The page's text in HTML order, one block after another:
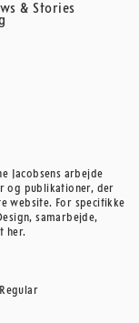
& Stories
Jacobsens arbejde
og publikationer, der
website. For specifikke
samarbejde,
her.